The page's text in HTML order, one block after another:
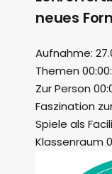
neues
Aufnahme:
Themen
Zur Person
Faszination
Spiele als
Klassenraum